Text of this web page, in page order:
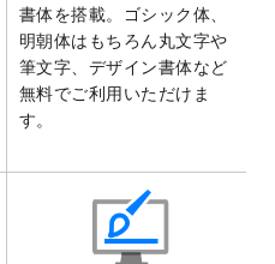
デザインテンプレートを追加
リントのデザインテンプレー
ました。
まりのカレンダーデザイン
を公開いたしました。
」を実装しました。
テンプレートを追加しまし
書体を搭載。ゴシック体、
明朝体はもちろん丸文字や
筆文字、デザイン書体など
無料でご利用いただけま
す。